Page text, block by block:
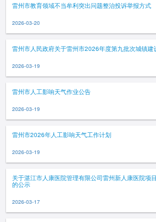
雷州市教育领域不当牟利突出问题整治投诉举报方式
2026-03-20
雷州市人民政府关于雷州市2026年度第九批次城镇
2026-03-19
雷州市人工影响天气作业公告
2026-03-19
雷州市2026年人工影响天气工作计划
2026-03-19
关于湛江市人康医院管理有限公司雷州新人康医院项
的公示
2026-03-17